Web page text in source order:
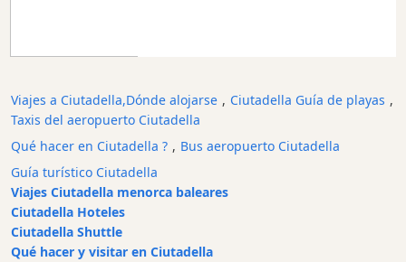
Bar
y
Bebidas
Cultura
Para
niños
Viajes a Ciutadella,Dónde alojarse , Ciutadella Guía de playas ,
Taxis del aeropuerto Ciutadella
Qué hacer en Ciutadella ? , Bus aeropuerto Ciutadella
Guía turístico Ciutadella
Viajes Ciutadella menorca baleares
Ciutadella Hoteles
Ciutadella Shuttle
Qué hacer y visitar en Ciutadella